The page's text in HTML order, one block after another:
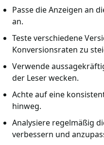
Passe die Anzeigen an
an.
Teste verschiedene
Konversionsraten zu
Verwende
der Leser wecken.
Achte auf eine
hinweg.
Analysiere regelmäßig
verbessern und